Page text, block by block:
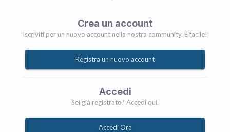
Crea un account
Iscriviti per un nuovo account nella nostra community. È facile!
Registra un nuovo account
Accedi
Sei già registrato? Accedi qui.
Accedi Ora